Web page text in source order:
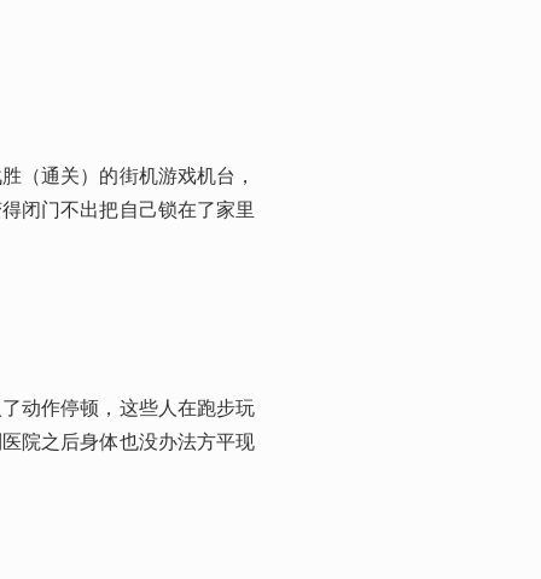
（通关）的街机游戏机台，
闭门不出把自己锁在了家里
动作停顿，这些人在跑步玩
院之后身体也没办法方平现